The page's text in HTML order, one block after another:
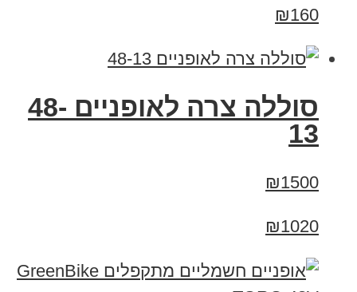
₪160
סוללה צרה לאופניים 48-
13
₪1500
₪1020